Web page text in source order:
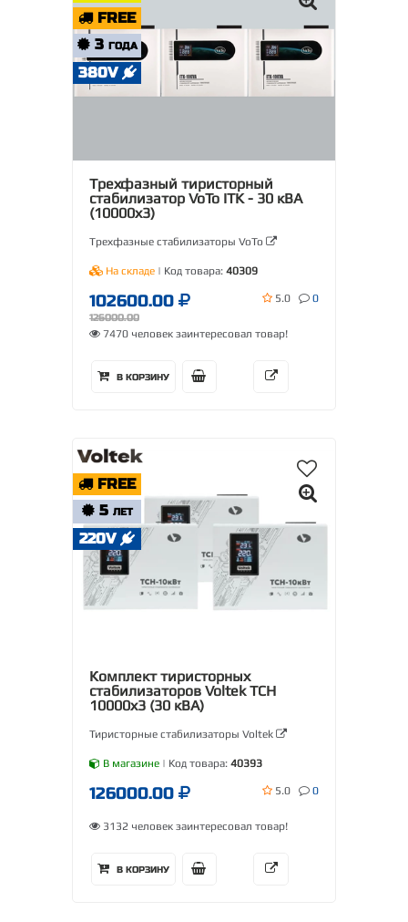
FREE
3 ГОДА
380V
Трехфазный тиристорный
стабилизатор VoTo ITK - 30 кВА
(10000х3)
Трехфазные стабилизаторы VoTo
На складе | Код товара: 40309
102600.00
126000.00
5.0 0
7470 человек заинтересовал товар!
В КОРЗИНУ
FREE
5 ЛЕТ
220V
Комплект тиристорных
стабилизаторов Voltek ТСН
10000х3 (30 кВА)
Тиристорные стабилизаторы Voltek
В магазине | Код товара: 40393
126000.00 5.0 0
3132 человек заинтересовал товар!
В КОРЗИНУ